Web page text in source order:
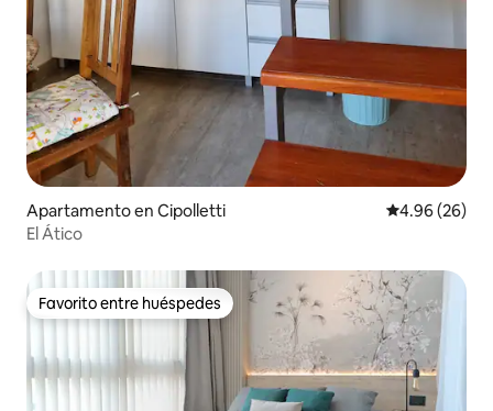
Apartamento en Cipolletti Calificación
4.96 (26)
El Ático
Favorito entre huéspedes
Favorito entre huéspedes